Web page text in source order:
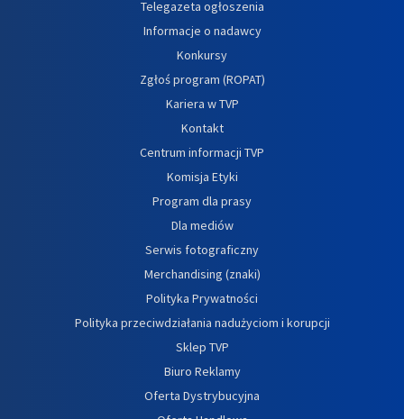
Telegazeta ogłoszenia
Informacje o nadawcy
Konkursy
Zgłoś program (ROPAT)
Kariera w TVP
Kontakt
Centrum informacji TVP
Komisja Etyki
Program dla prasy
Dla mediów
Serwis fotograficzny
Merchandising (znaki)
Polityka Prywatności
Polityka przeciwdziałania nadużyciom i korupcji
Sklep TVP
Biuro Reklamy
Oferta Dystrybucyjna